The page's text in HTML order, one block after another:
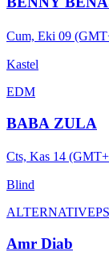
Cum, Eki 09
Kastel
EDM
BABA ZULA
Cts, Kas 14
Blind
ALTERNATIVE
Amr Diab